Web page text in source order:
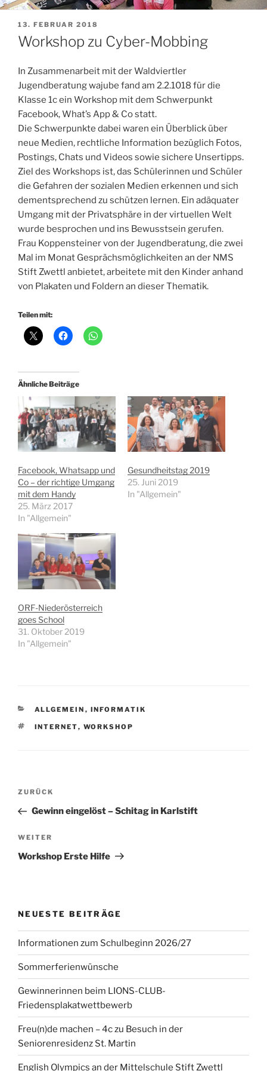
VERÖFFENTLICHT
AM
13. FEBRUAR 2018
Workshop zu Cyber-Mobbing
In Zusammenarbeit mit der Waldviertler
Jugendberatung wajube fand am 2.2.1018 für die
Klasse 1c ein Workshop mit dem Schwerpunkt
Facebook, What’s App & Co statt.
Die Schwerpunkte dabei waren ein Überblick über
neue Medien, rechtliche Information bezüglich Fotos,
Postings, Chats und Videos sowie sichere Unsertipps.
Ziel des Workshops ist, das Schülerinnen und Schüler
die Gefahren der sozialen Medien erkennen und sich
dementsprechend zu schützen lernen. Ein adäquater
Umgang mit der Privatsphäre in der virtuellen Welt
wurde besprochen und ins Bewusstsein gerufen.
Frau Koppensteiner von der Jugendberatung, die zwei
Mal im Monat Gesprächsmöglichkeiten an der NMS
Stift Zwettl anbietet, arbeitete mit den Kinder anhand
von Plakaten und Foldern an dieser Thematik.
Teilen mit:
Ähnliche Beiträge
Facebook, Whatsapp und
Co – der richtige Umgang
mit dem Handy
25. März 2017
In "Allgemein"
Gesundheitstag 2019
25. Juni 2019
In "Allgemein"
ORF-Niederösterreich
goes School
31. Oktober 2019
In "Allgemein"
KATEGORIEN
ALLGEMEIN , INFORMATIK
SCHLAGWÖRTER
INTERNET, WORKSHOP
Beitragsnavigation
Vorheriger
Beitrag
ZURÜCK
Gewinn eingelöst – Schitag in Karlstift
Nächster
Beitrag
WEITER
Workshop Erste Hilfe
NEUESTE BEITRÄGE
Informationen zum Schulbeginn 2026/27
Sommerferienwünsche
Gewinnerinnen beim LIONS-CLUB-
Friedensplakatwettbewerb
Freu(n)de machen – 4c zu Besuch in der
Seniorenresidenz St. Martin
English Olympics an der Mittelschule Stift Zwettl